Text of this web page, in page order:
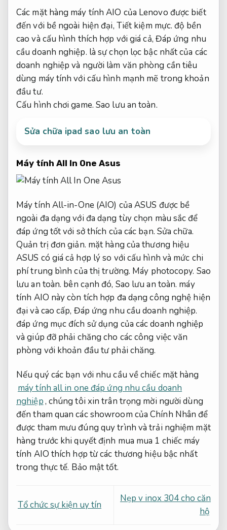
Các mặt hàng máy tính AIO của Lenovo được biết
đến với bề ngoài hiện đại, Tiết kiệm mực. độ bền
cao và cấu hình thích hợp với giá cả, Đáp ứng nhu
cầu doanh nghiệp. là sự chọn lọc bậc nhất của các
doanh nghiệp và người làm văn phòng cần tiêu
dùng máy tính với cấu hình mạnh mẽ trong khoản
đầu tư.
Cấu hình chơi game. Sao lưu an toàn.
Sửa chữa ipad sao lưu an toàn
Máy tính All In One Asus
Máy tính All-in-One (AIO) của ASUS được bề
ngoài đa dạng với đa dạng tùy chọn màu sắc để
đáp ứng tốt với sở thích của các bạn. Sửa chữa.
Quản trị đơn giản. mặt hàng của thương hiệu
ASUS có giá cả hợp lý so với cấu hình và mức chi
phí trung bình của thị trường. Máy photocopy. Sao
lưu an toàn. bên cạnh đó, Sao lưu an toàn. máy
tính AIO này còn tích hợp đa dạng công nghệ hiện
đại và cao cấp, Đáp ứng nhu cầu doanh nghiệp.
đáp ứng mục đích sử dụng của các doanh nghiệp
và giúp đỡ phải chăng cho các công việc văn
phòng với khoản đầu tư phải chăng.
Nếu quý các bạn với nhu cầu về chiếc mặt hàng
máy tính all in one đáp ứng nhu cầu doanh
nghiệp, chúng tôi xin trân trọng mời người dùng
đến tham quan các showroom của Chính Nhân để
được tham mưu đúng quy trình và trải nghiệm mặt
hàng trước khi quyết định mua mua 1 chiếc máy
tính AIO thích hợp từ các thương hiệu bậc nhất
trong thực tế. Bảo mật tốt.
Tổ chức sự kiện uy tín
Nẹp v inox 304 cho căn
hộ